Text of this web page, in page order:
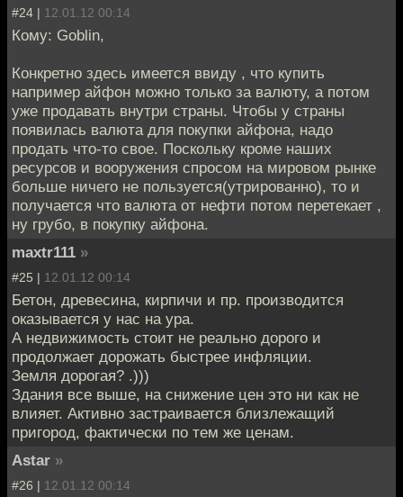
#24 | 12.01.12 00:14
Кому: Goblin,
Конкретно здесь имеется ввиду , что купить
например айфон можно только за валюту, а потом
уже продавать внутри страны. Чтобы у страны
появилась валюта для покупки айфона, надо
продать что-то свое. Поскольку кроме наших
ресурсов и вооружения спросом на мировом рынке
больше ничего не пользуется(утрированно), то и
получается что валюта от нефти потом перетекает ,
ну грубо, в покупку айфона.
maxtr111 »
#25 | 12.01.12 00:14
Бетон, древесина, кирпичи и пр. производится
оказывается у нас на ура.
А недвижимость стоит не реально дорого и
продолжает дорожать быстрее инфляции.
Земля дорогая? .)))
Здания все выше, на снижение цен это ни как не
влияет. Активно застраивается близлежащий
пригород, фактически по тем же ценам.
Astar »
#26 | 12.01.12 00:14